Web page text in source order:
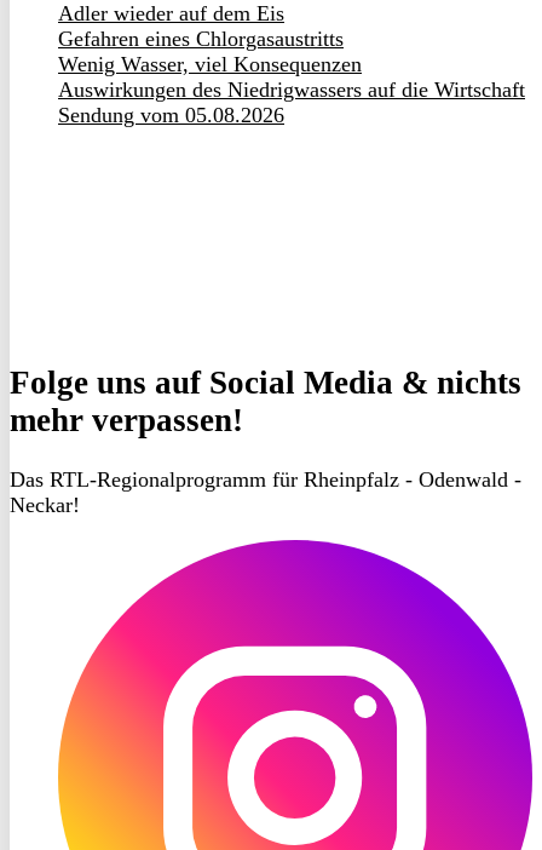
Adler wieder auf dem Eis
Gefahren eines Chlorgasaustritts
Wenig Wasser, viel Konsequenzen
Auswirkungen des Niedrigwassers auf die Wirtschaft
Sendung vom 05.08.2026
Folge uns auf Social Media & nichts
mehr verpassen!
Das RTL-Regionalprogramm für Rheinpfalz - Odenwald -
Neckar!
Instagram